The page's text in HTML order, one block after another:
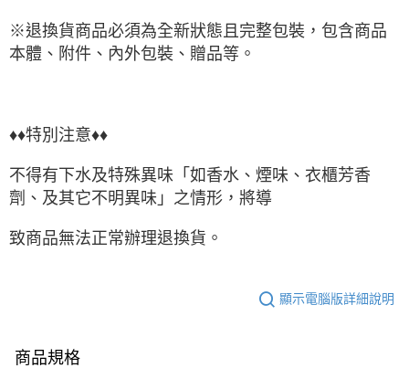
※退換貨商品必須為全新狀態且完整包裝，包含商品
本體、附件、內外包裝、贈品等。
♦♦特別注意♦♦
不得有下水及特殊異味「如香水、煙味、衣櫃芳香
劑、及其它不明異味」之情形，將導
致商品無法正常辦理退換貨。
顯示電腦版詳細說明
商品規格